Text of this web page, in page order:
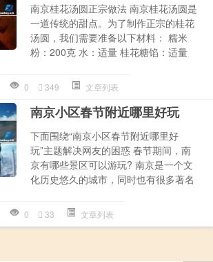
南京桂花汤圆正宗做法 南京桂花汤圆是
一道传统的甜点。为了制作正宗的桂花
汤圆，我们需要准备以下材料： 糯米
粉：200克 水：适量 桂花糖馅：适量
0 349 文章列表
南京小区春节附近哪里好玩
下面围绕“南京小区春节附近哪里好
玩”主题解决网友的困惑 春节期间，南
京有哪些景区可以游玩? 南京是一个文
化历史悠久的城市，同时也有很多著名
0 33 文章列表